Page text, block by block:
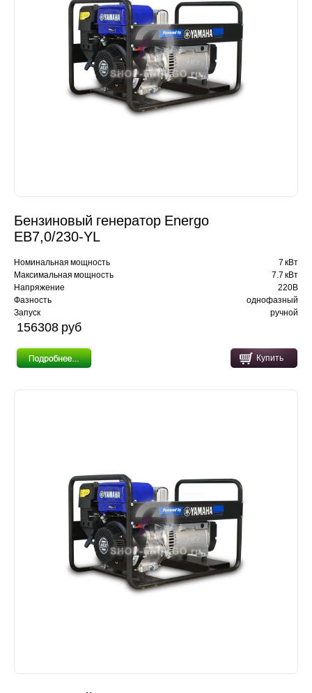
Бензиновый генератор Energo
EB7,0/230-YL
Номинальная мощность
7 кВт
Максимальная мощность
7.7 кВт
Напряжение
220В
Фазность
однофазный
Запуск
ручной
156308 pуб
Купить